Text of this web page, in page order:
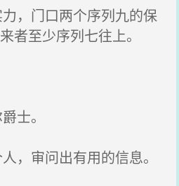
，门口两个序列九的保
者至少序列七往上。
士。
，审问出有用的信息。